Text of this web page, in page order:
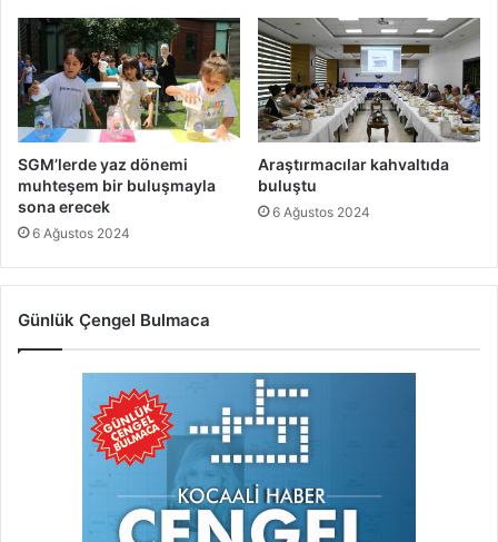
SGM’lerde yaz dönemi
muhteşem bir buluşmayla
sona erecek
6 Ağustos 2024
Araştırmacılar kahvaltıda
buluştu
6 Ağustos 2024
Günlük Çengel Bulmaca